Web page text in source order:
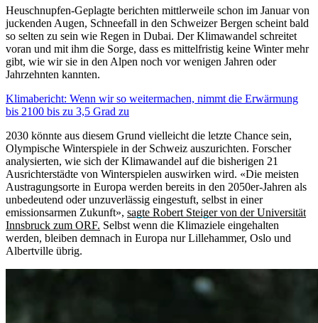
Heuschnupfen-Geplagte berichten mittlerweile schon im Januar von
juckenden Augen, Schneefall in den Schweizer Bergen scheint bald
so selten zu sein wie Regen in Dubai. Der Klimawandel schreitet
voran und mit ihm die Sorge, dass es mittelfristig keine Winter mehr
gibt, wie wir sie in den Alpen noch vor wenigen Jahren oder
Jahrzehnten kannten.
Klimabericht: Wenn wir so weitermachen, nimmt die Erwärmung
bis 2100 bis zu 3,5 Grad zu
2030 könnte aus diesem Grund vielleicht die letzte Chance sein,
Olympische Winterspiele in der Schweiz auszurichten. Forscher
analysierten, wie sich der Klimawandel auf die bisherigen 21
Ausrichterstädte von Winterspielen auswirken wird. «Die meisten
Austragungsorte in Europa werden bereits in den 2050er-Jahren als
unbedeutend oder unzuverlässig eingestuft, selbst in einer
emissionsarmen Zukunft», sagte Robert Steiger von der Universität
Innsbruck zum ORF. Selbst wenn die Klimaziele eingehalten
werden, bleiben demnach in Europa nur Lillehammer, Oslo und
Albertville übrig.